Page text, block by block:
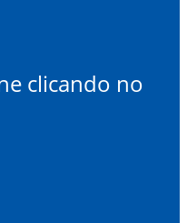
clicando no